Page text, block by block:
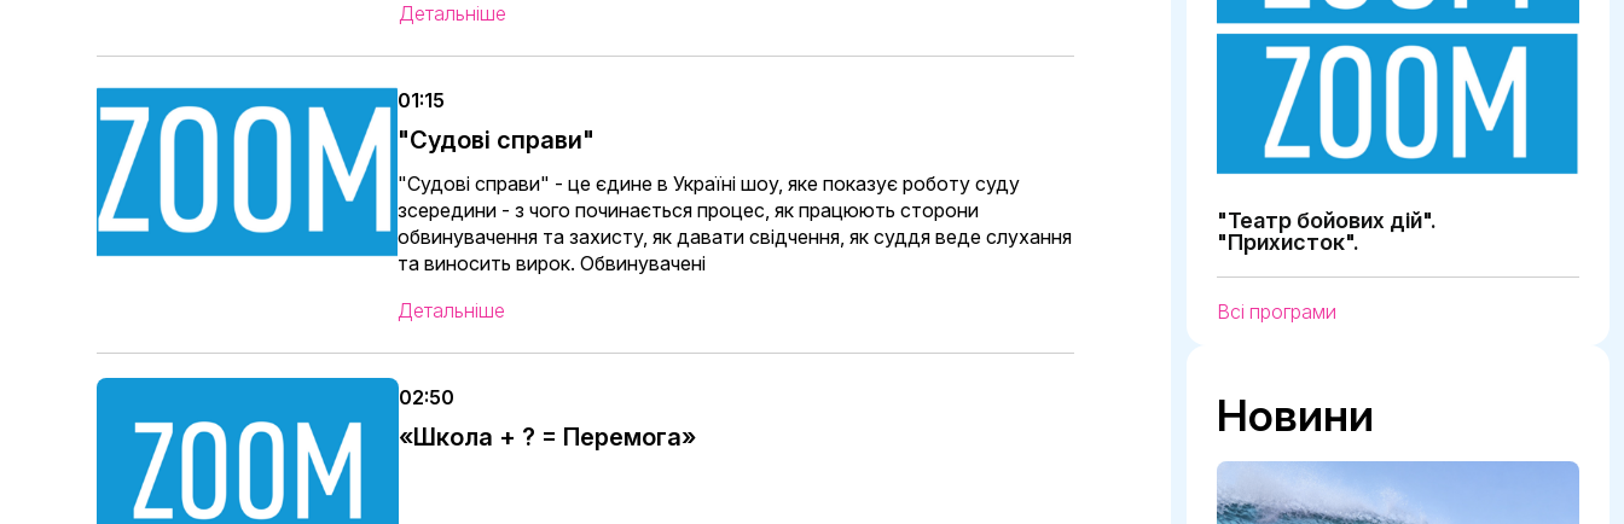
Детальніше
01:15
"Судові справи"
"Судові справи" - це єдине в Україні шоу, яке показує роботу суду
зсередини - з чого починається процес, як працюють сторони
обвинувачення та захисту, як давати свідчення, як суддя веде слухання
та виносить вирок. Обвинувачені
Детальніше
02:50
«Школа + ? = Перемога»
"Театр бойових дій".
"Прихисток".
Всі програми
Новини